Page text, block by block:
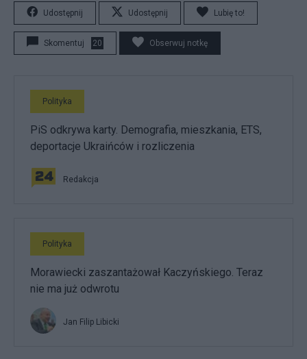
Udostępnij Udostępnij Lubię to!
Skomentuj 20 Obserwuj notkę
Polityka
PiS odkrywa karty. Demografia, mieszkania, ETS,
deportacje Ukraińców i rozliczenia
Redakcja
Polityka
Morawiecki zaszantażował Kaczyńskiego. Teraz
nie ma już odwrotu
Jan Filip Libicki